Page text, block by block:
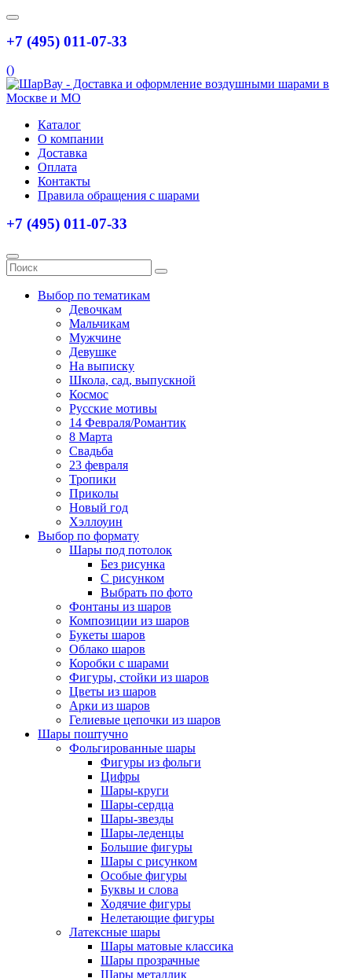
+7 (495) 011-07-33
()
Каталог
О компании
Доставка
Оплата
Контакты
Правила обращения с шарами
+7 (495) 011-07-33
Выбор по тематикам
Девочкам
Мальчикам
Мужчине
Девушке
На выписку
Школа, сад, выпускной
Космос
Русские мотивы
14 Февраля/Романтик
8 Марта
Свадьба
23 февраля
Тропики
Приколы
Новый год
Хэллоуин
Выбор по формату
Шары под потолок
Без рисунка
С рисунком
Выбрать по фото
Фонтаны из шаров
Композиции из шаров
Букеты шаров
Облако шаров
Коробки с шарами
Фигуры, стойки из шаров
Цветы из шаров
Арки из шаров
Гелиевые цепочки из шаров
Шары поштучно
Фольгированные шары
Фигуры из фольги
Цифры
Шары-круги
Шары-сердца
Шары-звезды
Шары-леденцы
Большие фигуры
Шары с рисунком
Особые фигуры
Буквы и слова
Ходячие фигуры
Нелетающие фигуры
Латексные шары
Шары матовые классика
Шары прозрачные
Шары металлик